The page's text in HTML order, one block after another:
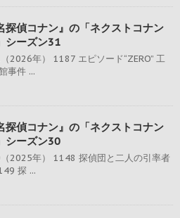
探偵コナン』の「ネクストコナン
シーズン31
2026年） 1187 エピソード“ZERO” 工
事件 ...
探偵コナン』の「ネクストコナン
シーズン30
2025年） 1148 探偵団と二人の引率者
探 ...